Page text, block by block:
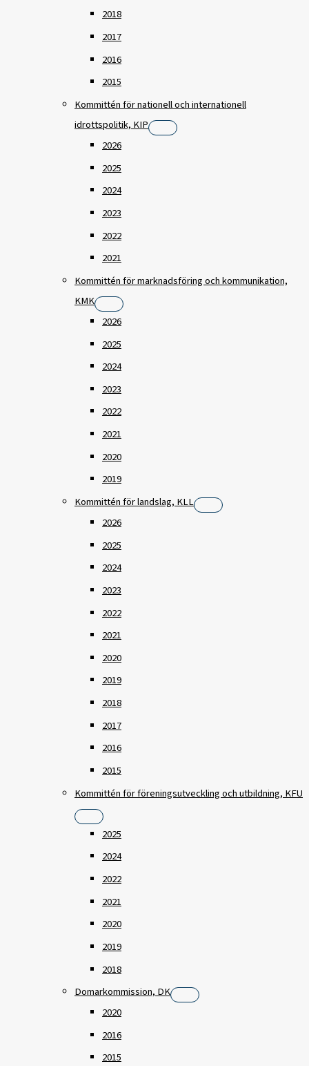
2018
2017
2016
2015
Kommittén för nationell och internationell
idrottspolitik, KIP
2026
2025
2024
2023
2022
2021
Kommittén för marknadsföring och kommunikation,
KMK
2026
2025
2024
2023
2022
2021
2020
2019
Kommittén för landslag, KLL
2026
2025
2024
2023
2022
2021
2020
2019
2018
2017
2016
2015
Kommittén för föreningsutveckling och utbildning, KFU
2025
2024
2022
2021
2020
2019
2018
Domarkommission, DK
2020
2016
2015